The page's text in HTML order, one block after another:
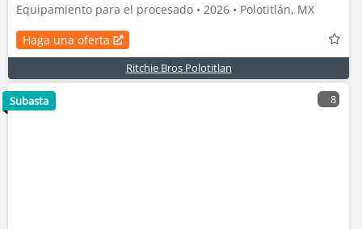
Equipamiento para el procesado • 2026 • Polotitlán, MX
Haga una oferta
Ritchie Bros Polotitlan
8
Subasta